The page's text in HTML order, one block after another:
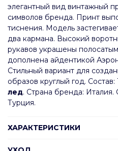
элегантный вид винтажный
символов бренда. Принт
тиснения. Модель
два кармана. Высокий
рукавов украшены
дополнена айдентикой
Стильный вариант для
образов круглый год.
лед. Страна бренда: Италия.
Турция.
ХАРАКТЕРИСТИКИ